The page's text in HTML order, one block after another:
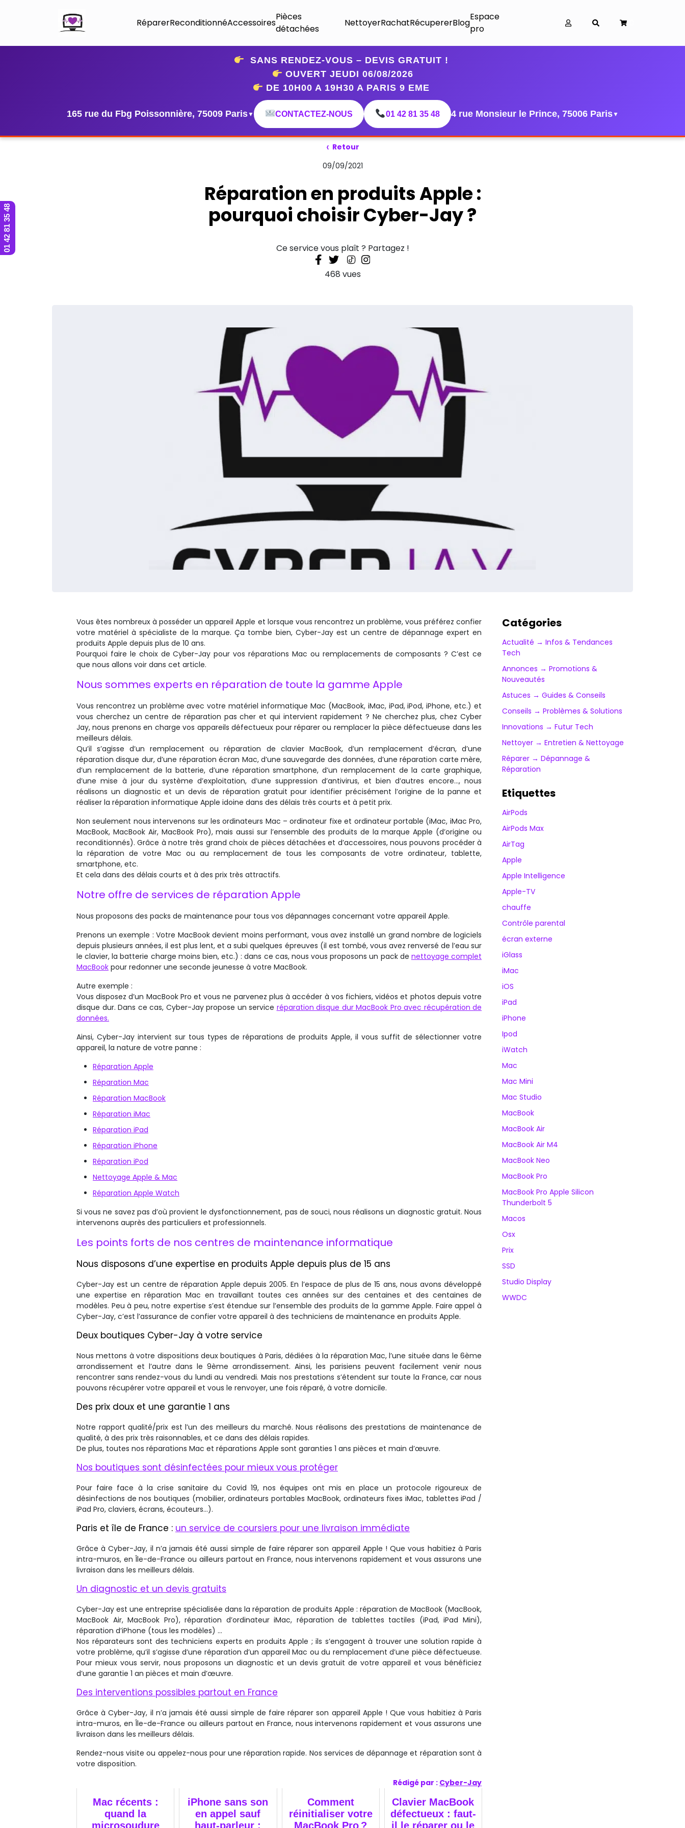
RéparerReconditionnéAccessoires
Pièces
détachées
NettoyerRachatRécupererBlog
Espace
pro
SANS RENDEZ-VOUS – DEVIS GRATUIT !
OUVERT JEUDI 06/08/2026
DE 10H00 A 19H30 A PARIS 9 EME
165 rue du Fbg Poissonnière, 75009 Paris▼ CONTACTEZ-NOUS 01 42 81 35 48 4 rue Monsieur le Prince, 75006 Paris▼
‹ Retour
09/09/2021
Réparation en produits Apple :
pourquoi choisir Cyber-Jay ?
Ce service vous plaît ? Partagez !
468 vues
Vous êtes nombreux à posséder un appareil Apple et lorsque vous rencontrez un problème, vous préférez confier
votre matériel à spécialiste de la marque. Ça tombe bien, Cyber-Jay est un centre de dépannage expert en
produits Apple depuis plus de 10 ans.
Pourquoi faire le choix de Cyber-Jay pour vos réparations Mac ou remplacements de composants ? C’est ce
que nous allons voir dans cet article.
Nous sommes experts en réparation de toute la gamme Apple
Vous rencontrez un problème avec votre matériel informatique Mac (MacBook, iMac, iPad, iPod, iPhone, etc.) et
vous cherchez un centre de réparation pas cher et qui intervient rapidement ? Ne cherchez plus, chez Cyber
Jay, nous prenons en charge vos appareils défectueux pour réparer ou remplacer la pièce défectueuse dans les
meilleurs délais.
Qu’il s’agisse d’un remplacement ou réparation de clavier MacBook, d’un remplacement d’écran, d’une
réparation disque dur, d’une réparation écran Mac, d’une sauvegarde des données, d’une réparation carte mère,
d’un remplacement de la batterie, d’une réparation smartphone, d’un remplacement de la carte graphique,
d’une mise à jour du système d’exploitation, d’une suppression d’antivirus, et bien d’autres encore…, nous
réalisons un diagnostic et un devis de réparation gratuit pour identifier précisément l’origine de la panne et
réaliser la réparation informatique Apple idoine dans des délais très courts et à petit prix.
Non seulement nous intervenons sur les ordinateurs Mac – ordinateur fixe et ordinateur portable (iMac, iMac Pro,
MacBook, MacBook Air, MacBook Pro), mais aussi sur l’ensemble des produits de la marque Apple (d’origine ou
reconditionnés). Grâce à notre très grand choix de pièces détachées et d’accessoires, nous pouvons procéder à
la réparation de votre Mac ou au remplacement de tous les composants de votre ordinateur, tablette,
smartphone, etc.
Et cela dans des délais courts et à des prix très attractifs.
Notre offre de services de réparation Apple
Nous proposons des packs de maintenance pour tous vos dépannages concernant votre appareil Apple.
Prenons un exemple : Votre MacBook devient moins performant, vous avez installé un grand nombre de logiciels
depuis plusieurs années, il est plus lent, et a subi quelques épreuves (il est tombé, vous avez renversé de l’eau sur
le clavier, la batterie charge moins bien, etc.) : dans ce cas, nous vous proposons un pack de nettoyage complet
MacBook pour redonner une seconde jeunesse à votre MacBook.
Autre exemple :
Vous disposez d’un MacBook Pro et vous ne parvenez plus à accéder à vos fichiers, vidéos et photos depuis votre
disque dur. Dans ce cas, Cyber-Jay propose un service réparation disque dur MacBook Pro avec récupération de
données.
Ainsi, Cyber-Jay intervient sur tous types de réparations de produits Apple, il vous suffit de sélectionner votre
appareil, la nature de votre panne :
Réparation Apple
Réparation Mac
Réparation MacBook
Réparation iMac
Réparation iPad
Réparation iPhone
Réparation iPod
Nettoyage Apple & Mac
Réparation Apple Watch
Si vous ne savez pas d’où provient le dysfonctionnement, pas de souci, nous réalisons un diagnostic gratuit. Nous
intervenons auprès des particuliers et professionnels.
Les points forts de nos centres de maintenance informatique
Nous disposons d’une expertise en produits Apple depuis plus de 15 ans
Cyber-Jay est un centre de réparation Apple depuis 2005. En l’espace de plus de 15 ans, nous avons développé
une expertise en réparation Mac en travaillant toutes ces années sur des centaines et des centaines de
modèles. Peu à peu, notre expertise s’est étendue sur l’ensemble des produits de la gamme Apple. Faire appel à
Cyber-Jay, c’est l’assurance de confier votre appareil à des techniciens de maintenance en produits Apple.
Deux boutiques Cyber-Jay à votre service
Nous mettons à votre dispositions deux boutiques à Paris, dédiées à la réparation Mac, l’une située dans le 6ème
arrondissement et l’autre dans le 9ème arrondissement. Ainsi, les parisiens peuvent facilement venir nous
rencontrer sans rendez-vous du lundi au vendredi. Mais nos prestations s’étendent sur toute la France, car nous
pouvons récupérer votre appareil et vous le renvoyer, une fois réparé, à votre domicile.
Des prix doux et une garantie 1 ans
Notre rapport qualité/prix est l’un des meilleurs du marché. Nous réalisons des prestations de maintenance de
qualité, à des prix très raisonnables, et ce dans des délais rapides.
De plus, toutes nos réparations Mac et réparations Apple sont garanties 1 ans pièces et main d’œuvre.
Nos boutiques sont désinfectées pour mieux vous protéger
Pour faire face à la crise sanitaire du Covid 19, nos équipes ont mis en place un protocole rigoureux de
désinfections de nos boutiques (mobilier, ordinateurs portables MacBook, ordinateurs fixes iMac, tablettes iPad /
iPad Pro, claviers, écrans, écouteurs…).
Paris et île de France : un service de coursiers pour une livraison immédiate
Grâce à Cyber-Jay, il n’a jamais été aussi simple de faire réparer son appareil Apple ! Que vous habitiez à Paris
intra-muros, en Île-de-France ou ailleurs partout en France, nous intervenons rapidement et vous assurons une
livraison dans les meilleurs délais.
Un diagnostic et un devis gratuits
Cyber-Jay est une entreprise spécialisée dans la réparation de produits Apple : réparation de MacBook (MacBook,
MacBook Air, MacBook Pro), réparation d’ordinateur iMac, réparation de tablettes tactiles (iPad, iPad Mini),
réparation d’iPhone (tous les modèles) …
Nos réparateurs sont des techniciens experts en produits Apple ; ils s’engagent à trouver une solution rapide à
votre problème, qu’il s’agisse d’une réparation d’un appareil Mac ou du remplacement d’une pièce défectueuse.
Pour mieux vous servir, nous proposons un diagnostic et un devis gratuit de votre appareil et vous bénéficiez
d’une garantie 1 an pièces et main d’œuvre.
Des interventions possibles partout en France
Grâce à Cyber-Jay, il n’a jamais été aussi simple de faire réparer son appareil Apple ! Que vous habitiez à Paris
intra-muros, en Île-de-France ou ailleurs partout en France, nous intervenons rapidement et vous assurons une
livraison dans les meilleurs délais.
Rendez-nous visite ou appelez-nous pour une réparation rapide. Nos services de dépannage et réparation sont à
votre disposition.
Rédigé par : Cyber-Jay
Mac récents :
quand la
microsoudure
iPhone sans son
en appel sauf
haut-parleur :
Comment
réinitialiser votre
MacBook Pro ?
Clavier MacBook
défectueux : faut-
il le réparer ou le
Catégories
Actualité → Infos & Tendances
Tech
Annonces → Promotions &
Nouveautés
Astuces → Guides & Conseils
Conseils → Problèmes & Solutions
Innovations → Futur Tech
Nettoyer → Entretien & Nettoyage
Réparer → Dépannage &
Réparation
Etiquettes
AirPods
AirPods Max
AirTag
Apple
Apple Intelligence
Apple-TV
chauffe
Contrôle parental
écran externe
iGlass
iMac
iOS
iPad
iPhone
Ipod
iWatch
Mac
Mac Mini
Mac Studio
MacBook
MacBook Air
MacBook Air M4
MacBook Neo
MacBook Pro
MacBook Pro Apple Silicon
Thunderbolt 5
Macos
Osx
Prix
SSD
Studio Display
WWDC
01 42 81 35 48